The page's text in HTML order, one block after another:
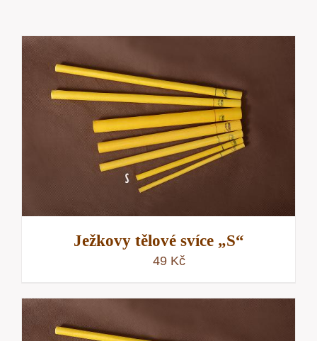
Ježkovy tělové svíce „S“
49 Kč